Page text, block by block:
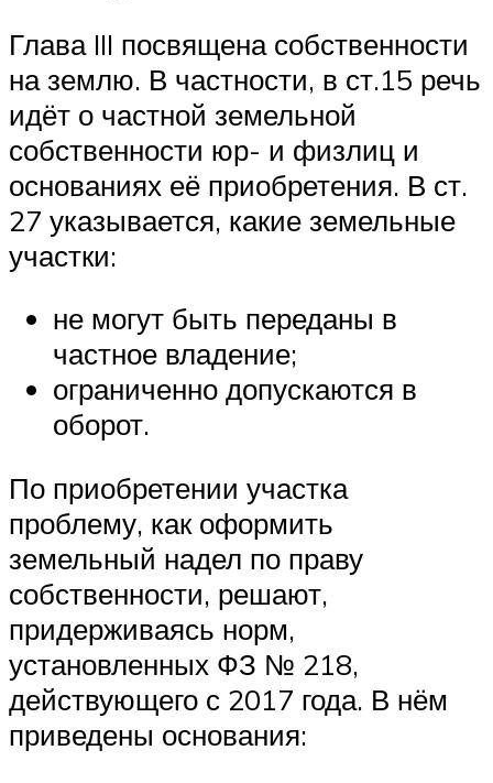
Глава III посвящена собственности
на землю. В частности, в ст.15 речь
идёт о частной земельной
собственности юр- и физлиц и
основаниях её приобретения. В ст.
27 указывается, какие земельные
участки:
не могут быть переданы в
частное владение;
ограниченно допускаются в
оборот.
По приобретении участка
проблему, как оформить
земельный надел по праву
собственности, решают,
придерживаясь норм,
установленных ФЗ № 218,
действующего с 2017 года. В нём
приведены основания: